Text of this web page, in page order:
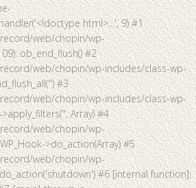
html>...', 9) #1
web/chopin/wp-
ob_end_flush() #2
web/chopin/wp-includes/class-wp-
#3
web/chopin/wp-includes/class-wp-
Array) #4
web/chopin/wp-
>do_action(Array) #5
web/chopin/wp-
#6 [internal function]: